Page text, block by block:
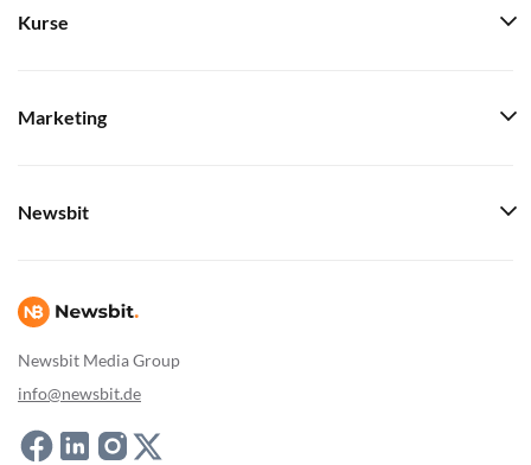
Newsbit Media Group
info@newsbit.de
Kurse
Marketing
Newsbit